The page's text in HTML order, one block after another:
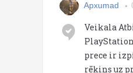
Apxumad
Veikala
prece ir
rēķins uz